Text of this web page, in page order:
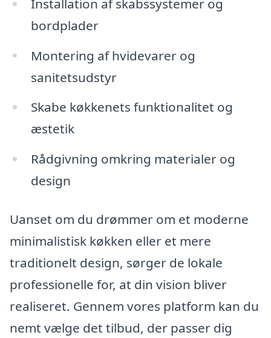
Installation af skabssystemer og
bordplader
Montering af hvidevarer og
sanitetsudstyr
Skabe køkkenets funktionalitet og
æstetik
Rådgivning omkring materialer og
design
Uanset om du drømmer om et moderne
minimalistisk køkken eller et mere
traditionelt design, sørger de lokale
professionelle for, at din vision bliver
realiseret. Gennem vores platform kan du
nemt vælge det tilbud, der passer dig